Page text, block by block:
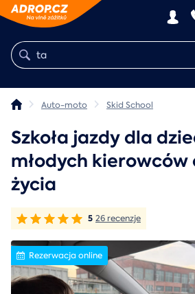
Auto-moto Skid School
Szkoła jazdy dla
młodych kierowców
życia
5 26 recenzje
Rezerwacja online